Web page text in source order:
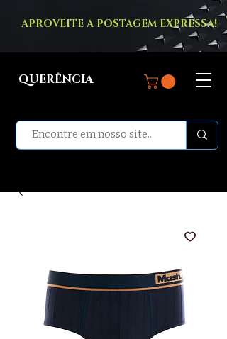
APROVEITE A POSTAGEM EXPRESSA!
QUERÊNCIA